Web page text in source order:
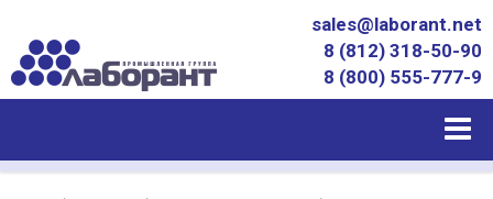
sales@laborant.net
8 (812) 318-50-90
8 (800) 555-777-9